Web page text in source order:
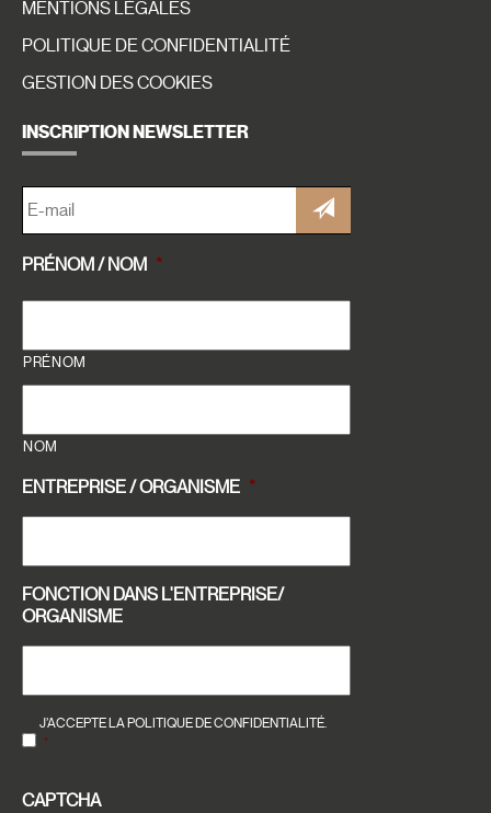
MENTIONS LÉGALES
POLITIQUE DE CONFIDENTIALITÉ
GESTION DES COOKIES
INSCRIPTION NEWSLETTER
E-
MAIL *
PRÉNOM / NOM *
PRÉNOM
NOM
ENTREPRISE / ORGANISME *
FONCTION DANS L'ENTREPRISE/
ORGANISME
RGPD *
J’ACCEPTE LA POLITIQUE DE CONFIDENTIALITÉ.
*
CAPTCHA